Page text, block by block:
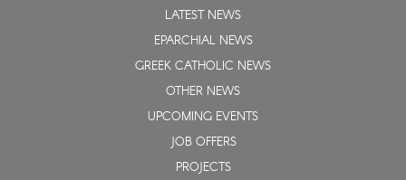
LATEST NEWS
EPARCHIAL NEWS
GREEK CATHOLIC NEWS
OTHER NEWS
UPCOMING EVENTS
JOB OFFERS
PROJECTS